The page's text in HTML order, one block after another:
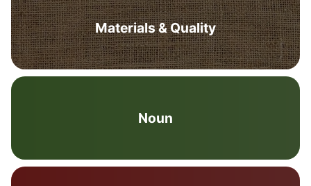
Materials & Quality
Noun